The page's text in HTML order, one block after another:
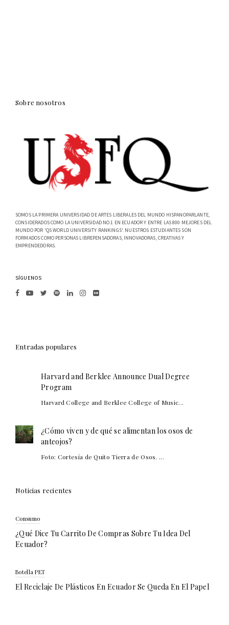
Sobre nosotros
SOMOS LA PRIMERA UNIVERSIDAD DE ARTES LIBERALES DEL MUNDO HISPANOPARLANTE,
CONSIDERADOS COMO LA UNIVERSIDAD NO.1 EN ECUADOR Y ENTRE LAS 800 MEJORES DEL
MUNDO POR 'QS WORLD UNIVERSITY RANKINGS'. NUESTROS ESTUDIANTES SON
FORMADOS COMO PERSONAS LIBREPENSADORAS, INNOVADORAS, CREATIVAS Y
EMPRENDEDORAS.
SÍGUENOS
Entradas populares
Harvard and Berklee Announce Dual Degree
Program
Harvard College and Berklee College of Music...
¿Cómo viven y de qué se alimentan los osos de
anteojos?
Foto: Cortesía de Quito Tierra de Osos. ...
Noticias recientes
Consumo
¿Qué Dice Tu Carrito De Compras Sobre Tu Idea Del
Ecuador?
Botella PET
El Reciclaje De Plásticos En Ecuador Se Queda En El Papel